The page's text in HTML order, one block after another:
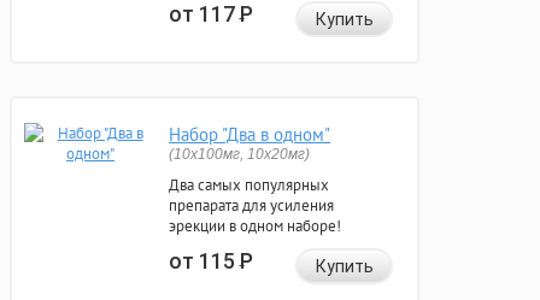
от 117Р Купить
Набор "Два в одном"
(10x100мг, 10x20мг)
Два самых популярных
препарата для усиления
эрекции в одном наборе!
от 115Р Купить